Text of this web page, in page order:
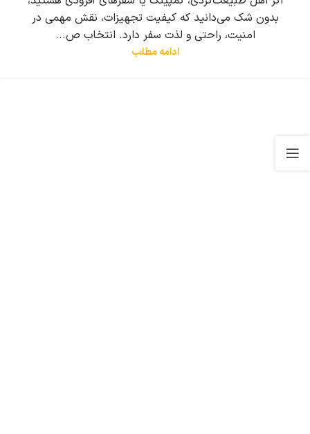
بدون شک می‌دانید که کیفیت تجهیزات، نقش مهمی در
امنیت، راحتی و لذت سفر دارد. انتخاب ص...
ادامه مطلب